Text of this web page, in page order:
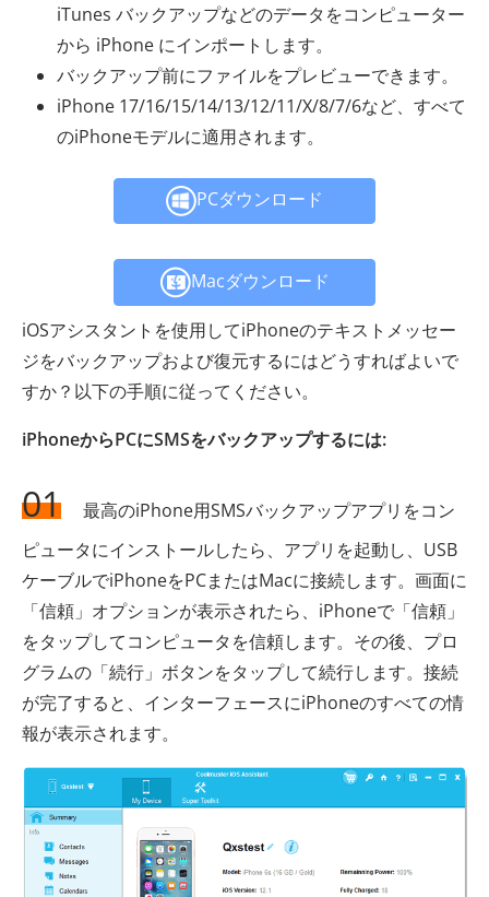
iTunes バックアップなどのデータをコンピューター
から iPhone にインポートします。
バックアップ前にファイルをプレビューできます。
iPhone 17/16/15/14/13/12/11/X/8/7/6など、すべて
のiPhoneモデルに適用されます。
PCダウンロード
Macダウンロード
iOSアシスタントを使用してiPhoneのテキストメッセー
ジをバックアップおよび復元するにはどうすればよいで
すか？以下の手順に従ってください。
iPhoneからPCにSMSをバックアップするには:
01
最高のiPhone用SMSバックアップアプリをコン
ピュータにインストールしたら、アプリを起動し、USB
ケーブルでiPhoneをPCまたはMacに接続します。画面に
「信頼」オプションが表示されたら、iPhoneで「信頼」
をタップしてコンピュータを信頼します。その後、プロ
グラムの「続行」ボタンをタップして続行します。接続
が完了すると、インターフェースにiPhoneのすべての情
報が表示されます。